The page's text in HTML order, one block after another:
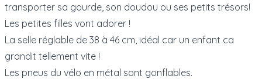
transporter sa gourde, son doudou ou ses petits trésors!
Les petites filles vont adorer !
La selle réglable de 38 à 46 cm, idéal car un enfant ca
grandit tellement vite !
Les pneus du vélo en métal sont gonflables.